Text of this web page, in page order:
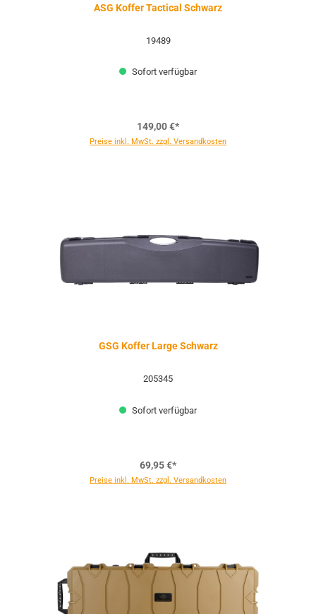
ASG Koffer Tactical Schwarz
19489
Sofort verfügbar
149,00 €*
Preise inkl. MwSt. zzgl. Versandkosten
GSG Koffer Large Schwarz
205345
Sofort verfügbar
69,95 €*
Preise inkl. MwSt. zzgl. Versandkosten